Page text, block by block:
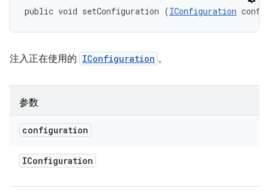
public void setConfiguration (IConfiguration
注入正在使用的 IConfiguration 。
参数
configuration
IConfiguration